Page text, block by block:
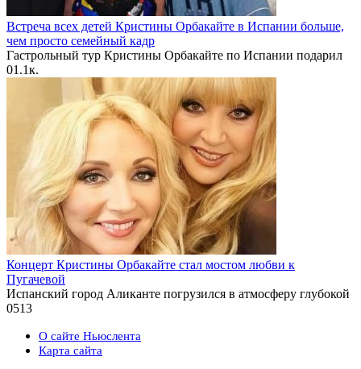
Встреча всех детей Кристины Орбакайте в Испании больше,
чем просто семейный кадр
Гастрольный тур Кристины Орбакайте по Испании подарил
01.1к.
Концерт Кристины Орбакайте стал мостом любви к
Пугачевой
Испанский город Аликанте погрузился в атмосферу глубокой
0513
О сайте Ньюслента
Карта сайта